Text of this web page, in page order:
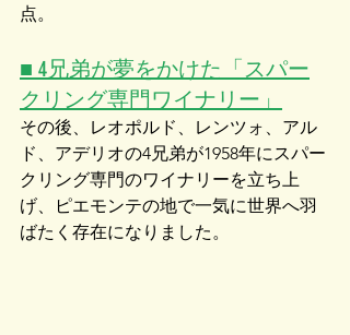
点。
■ 4兄弟が夢をかけた「スパー
クリング専門ワイナリー」
その後、レオポルド、レンツォ、アル
ド、アデリオの4兄弟が1958年にスパー
クリング専門のワイナリーを立ち上
げ、ピエモンテの地で一気に世界へ羽
ばたく存在になりました。